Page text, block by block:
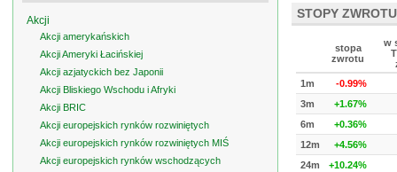
STOPY ZWROTU
stopa
zwrotu
w
1m
-0.99%
3m
+1.67%
6m
+0.36%
12m
+4.56%
24m
+10.24%
Akcji
Akcji amerykańskich
Akcji Ameryki Łacińskiej
Akcji azjatyckich bez Japonii
Akcji Bliskiego Wschodu i Afryki
Akcji BRIC
Akcji europejskich rynków rozwiniętych
Akcji europejskich rynków rozwiniętych MIŚ
Akcji europejskich rynków wschodzących